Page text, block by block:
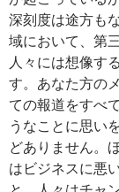
深刻度は途方も
域において、第
人々には想像す
す。あなた方の
ての報道をすべ
うなことに思い
どありません。
はビジネスに悪